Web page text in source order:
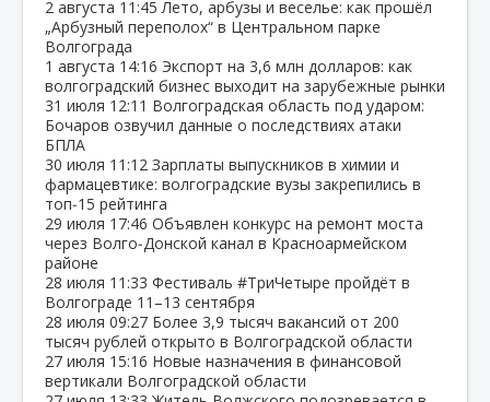
2 августа 11:45 Лето, арбузы и веселье: как прошёл
„Арбузный переполох“ в Центральном парке
Волгограда
1 августа 14:16 Экспорт на 3,6 млн долларов: как
волгоградский бизнес выходит на зарубежные рынки
31 июля 12:11 Волгоградская область под ударом:
Бочаров озвучил данные о последствиях атаки
БПЛА
30 июля 11:12 Зарплаты выпускников в химии и
фармацевтике: волгоградские вузы закрепились в
топ‑15 рейтинга
29 июля 17:46 Объявлен конкурс на ремонт моста
через Волго‑Донской канал в Красноармейском
районе
28 июля 11:33 Фестиваль #ТриЧетыре пройдёт в
Волгограде 11–13 сентября
28 июля 09:27 Более 3,9 тысяч вакансий от 200
тысяч рублей открыто в Волгоградской области
27 июля 15:16 Новые назначения в финансовой
вертикали Волгоградской области